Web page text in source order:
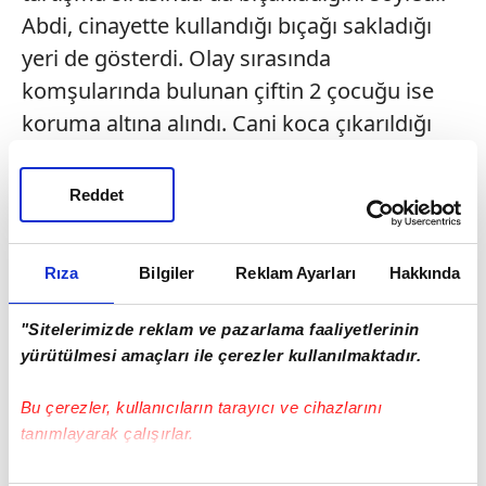
Rıza Bilgiler Reklam Ayarları Hakkında
"Sitelerimizde reklam ve pazarlama faaliyetlerinin
yürütülmesi amaçları ile çerezler kullanılmaktadır.
Bu çerezler, kullanıcıların tarayıcı ve cihazlarını
tanımlayarak çalışırlar.
Reddet
Abdi, cinayette kullandığı bıçağı sakladığı
yeri de gösterdi. Olay sırasında
komşularında bulunan çiftin 2 çocuğu ise
koruma altına alındı. Cani koca çıkarıldığı